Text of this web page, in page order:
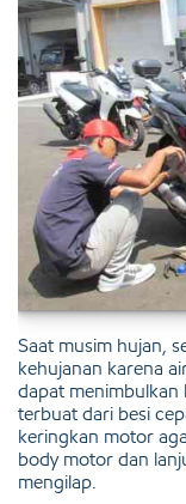
Saat musim hujan,
kehujanan karena
dapat menimbulkan
terbuat dari besi
keringkan motor
body motor dan
mengilap.